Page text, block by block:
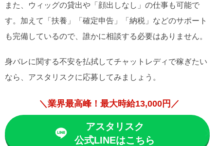
また、ウィッグの貸出や「顔出しなし」の仕事も可能で
す。加えて「扶養」「確定申告」「納税」などのサポート
も完備しているので、誰かに相談する必要はありません。
身バレに関する不安を払拭してチャットレディで稼ぎたい
なら、アスタリスクに応募してみましょう。
＼業界最高峰！最大時給13,000円／
アスタリスク
公式LINEはこちら